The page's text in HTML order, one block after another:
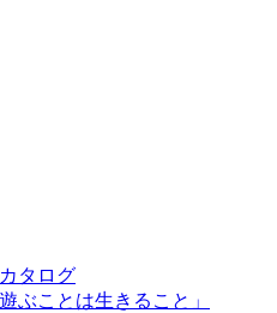
タログ
ぶことは生きること」